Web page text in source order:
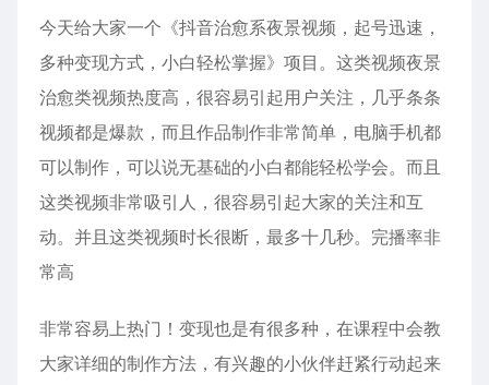
今天给大家一个《抖音治愈系夜景视频，起号迅速，
多种变现方式，小白轻松掌握》项目。这类视频夜景
治愈类视频热度高，很容易引起用户关注，几乎条条
视频都是爆款，而且作品制作非常简单，电脑手机都
可以制作，可以说无基础的小白都能轻松学会。而且
这类视频非常吸引人，很容易引起大家的关注和互
动。并且这类视频时长很断，最多十几秒。完播率非
常高
非常容易上热门！变现也是有很多种，在课程中会教
大家详细的制作方法，有兴趣的小伙伴赶紧行动起来